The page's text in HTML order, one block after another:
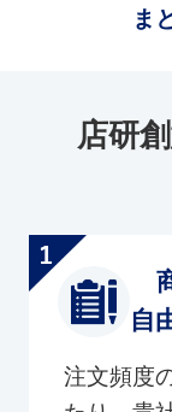
ま
店研
自
注文頻度